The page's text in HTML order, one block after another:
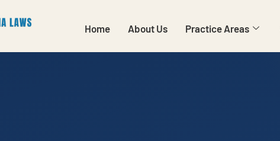
Home About Us Practice Areas